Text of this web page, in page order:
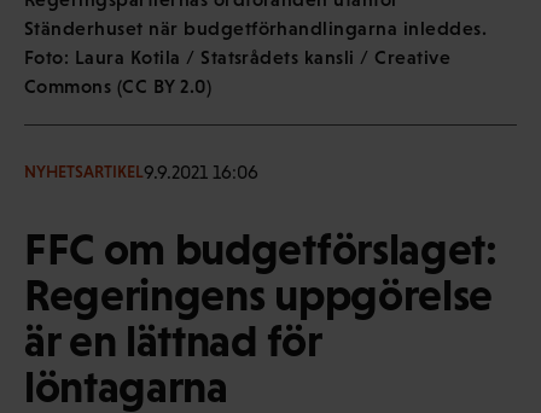
Ständerhuset när budgetförhandlingarna inleddes.
Foto: Laura Kotila / Statsrådets kansli / Creative
Commons (CC BY 2.0)
NYHETSARTIKEL9.9.2021 16:06
FFC om budgetförslaget:
Regeringens uppgörelse
är en lättnad för
löntagarna